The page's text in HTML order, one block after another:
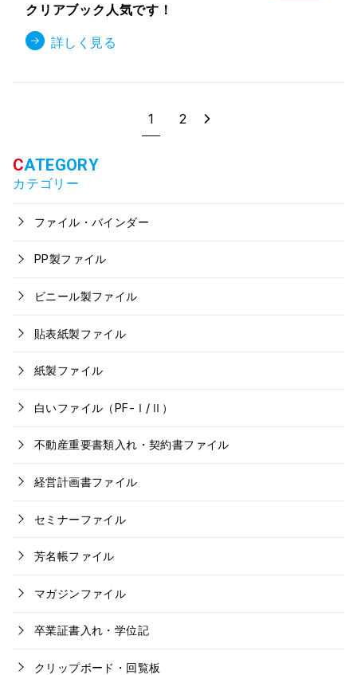
クリアブック人気です！
詳しく見る
1 2
カテゴリー
ファイル・バインダー
PP製ファイル
ビニール製ファイル
貼表紙製ファイル
紙製ファイル
白いファイル（PF-Ⅰ/Ⅱ）
不動産重要書類入れ・契約書ファイル
経営計画書ファイル
セミナーファイル
芳名帳ファイル
マガジンファイル
卒業証書入れ・学位記
クリップボード・回覧板